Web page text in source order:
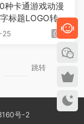
种卡通游戏动漫
标题LOGO转场
包 Flash FX Pro
25 1
跳转
号-2